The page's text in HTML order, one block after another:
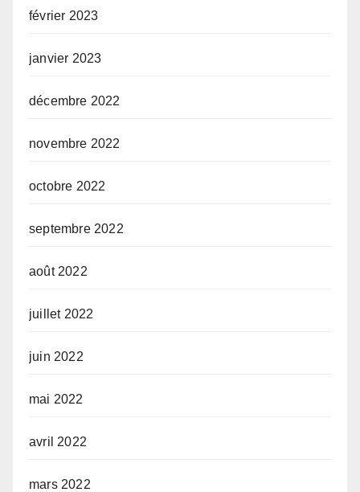
février 2023
janvier 2023
décembre 2022
novembre 2022
octobre 2022
septembre 2022
août 2022
juillet 2022
juin 2022
mai 2022
avril 2022
mars 2022